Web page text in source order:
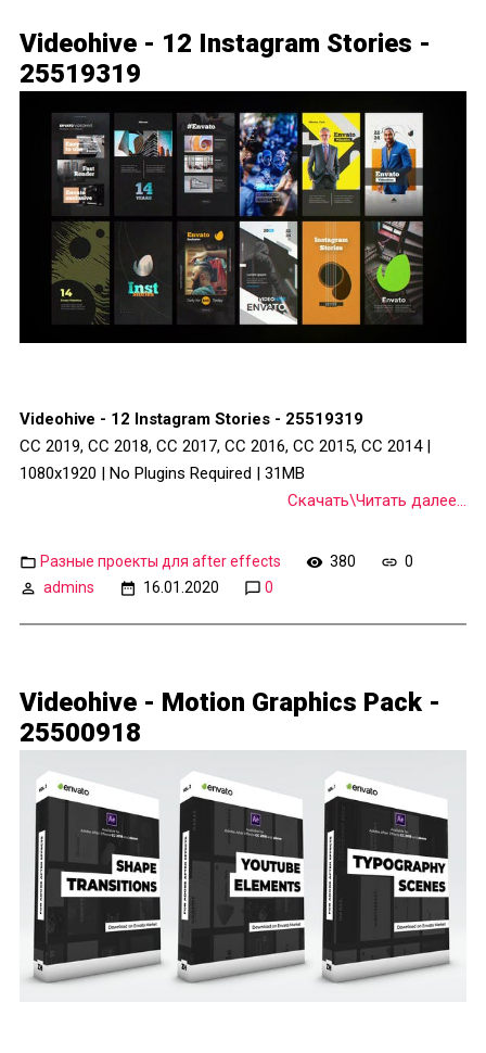
Videohive - 12 Instagram Stories -
25519319
Videohive - 12 Instagram Stories - 25519319
CC 2019, CC 2018, CC 2017, CC 2016, CC 2015, CC 2014 |
1080x1920 | No Plugins Required | 31MB
Скачать\Читать далее...
Разные проекты для after effects 380
0
admins
16.01.2020 0
Videohive - Motion Graphics Pack -
25500918